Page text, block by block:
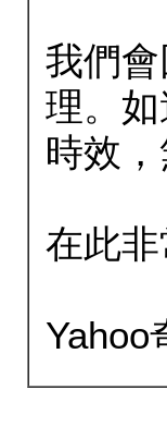
我們
理。
時效，
在此